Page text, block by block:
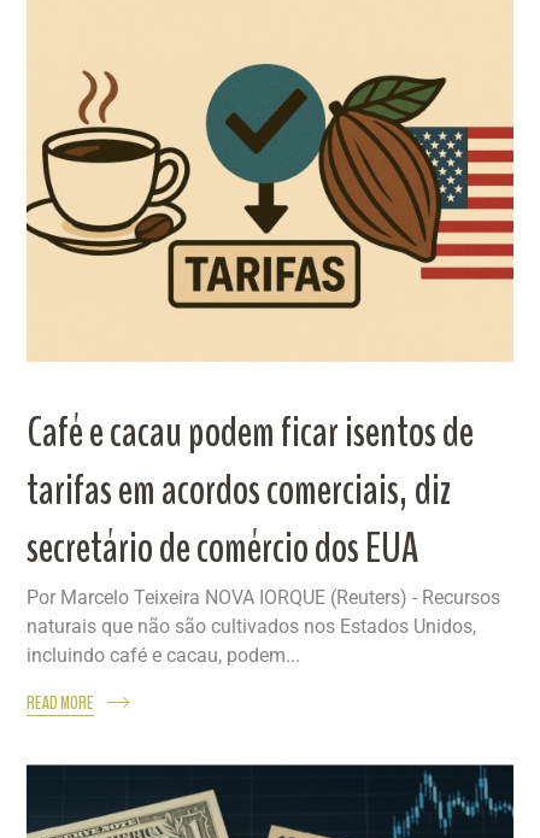
Café e cacau podem ficar isentos de
tarifas em acordos comerciais, diz
secretário de comércio dos EUA
Por Marcelo Teixeira NOVA IORQUE (Reuters) - Recursos
naturais que não são cultivados nos Estados Unidos,
incluindo café e cacau, podem...
READ MORE